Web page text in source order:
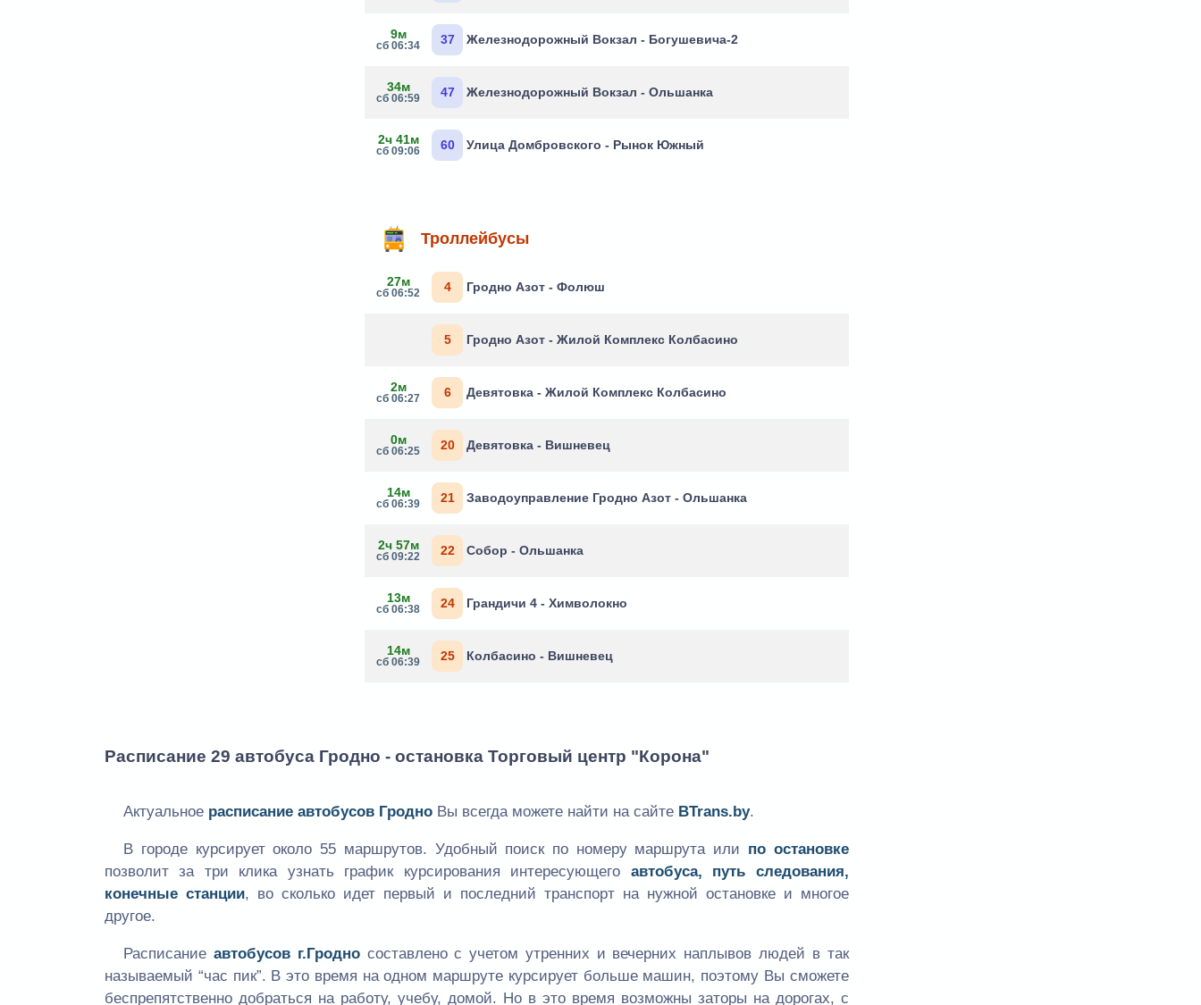
9м
сб 06:34 37 Железнодорожный Вокзал - Богушевича-2
34м
сб 06:59 47 Железнодорожный Вокзал - Ольшанка
2ч 41м
сб 09:06 60 Улица Домбровского - Рынок Южный
Троллейбусы
27м
сб 06:52 4 Гродно Азот - Фолюш
5 Гродно Азот - Жилой Комплекс Колбасино
2м
сб 06:27 6 Девятовка - Жилой Комплекс Колбасино
0м
сб 06:25 20 Девятовка - Вишневец
14м
сб 06:39 21 Заводоуправление Гродно Азот - Ольшанка
2ч 57м
сб 09:22 22 Собор - Ольшанка
13м
сб 06:38 24 Грандичи 4 - Химволокно
14м
сб 06:39 25 Колбасино - Вишневец
Расписание 29 автобуса Гродно - остановка Торговый центр "Корона"
Актуальное расписание автобусов Гродно Вы всегда можете найти на сайте BTrans.by.
В городе курсирует около 55 маршрутов. Удобный поиск по номеру маршрута или по остановке
позволит за три клика узнать график курсирования интересующего автобуса, путь следования,
конечные станции, во сколько идет первый и последний транспорт на нужной остановке и многое
другое.
Расписаниеавтобусов г.Гродносоставлено с учетом утренних и вечерних наплывов людей в так
называемый “час пик”. В это время на одном маршруте курсирует больше машин, поэтому Вы сможете
беспрепятственно добраться на работу, учебу, домой. Но в это время возможны заторы на дорогах, с